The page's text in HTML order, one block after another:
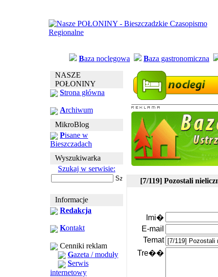
Baza noclegowa Baza gastronomiczna
NASZE
POŁONINY
Strona główna
Archiwum
MikroBlog
Pisane w
Bieszczadach
Wyszukiwarka
Szukaj w serwisie:
Informacje
Redakcja
Kontakt
Cenniki reklam
Gazeta / moduły
Serwis
internetowy
[7/119] Pozostali
Imi�
E-mail
Temat
Tre��